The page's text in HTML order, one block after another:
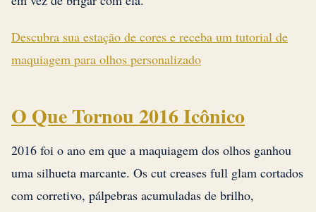
Descubra sua estação de cores e receba um tutorial de
maquiagem para olhos personalizado
O Que Tornou 2016 Icônico
2016 foi o ano em que a maquiagem dos olhos ganhou
uma silhueta marcante. Os cut creases full glam cortados
com corretivo, pálpebras acumuladas de brilho,